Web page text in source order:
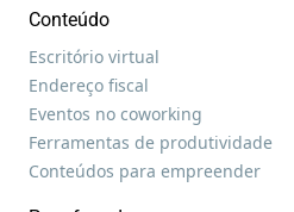
Conteúdo
Escritório virtual
Endereço fiscal
Eventos no coworking
Ferramentas de produtividade
Conteúdos para empreender